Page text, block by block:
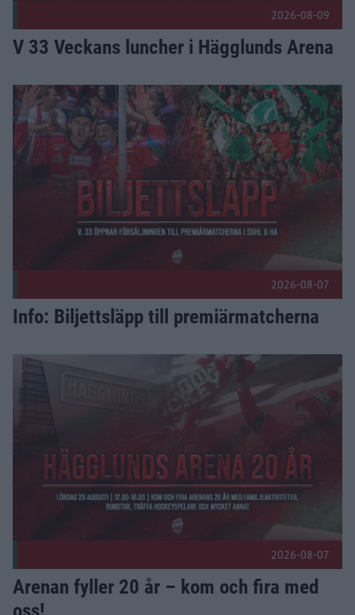
2026-08-09
V 33 Veckans luncher i Hägglunds Arena
Info: Biljettsläpp till premiärmatcherna Publicerad 2026-08-07
2026-08-07
Info: Biljettsläpp till premiärmatcherna
Arenan fyller 20 år – kom och fira med oss! Publicerad 2026-
2026-08-07
Arenan fyller 20 år – kom och fira med